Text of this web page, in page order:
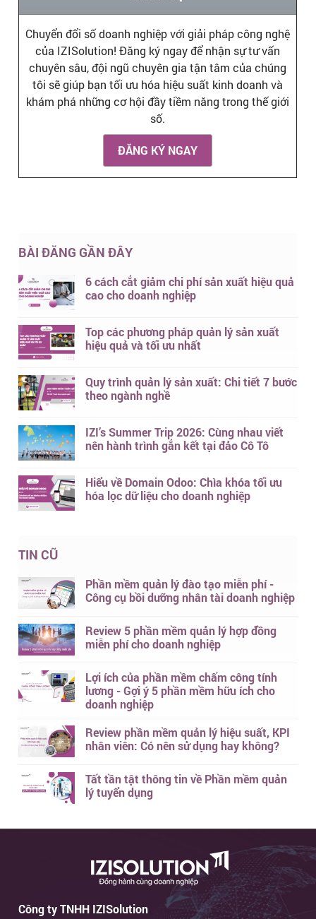
Chuyển đổi số doanh nghiệp với giải pháp công nghệ
của IZISolution! Đăng ký ngay để nhận sự tư vấn
chuyên sâu, đội ngũ chuyên gia tận tâm của chúng
tôi sẽ giúp bạn tối ưu hóa hiệu suất kinh doanh và
khám phá những cơ hội đầy tiềm năng trong thế giới
số.
ĐĂNG KÝ NGAY
BÀI ĐĂNG GẦN ĐÂY
6 cách cắt giảm chi phí sản xuất hiệu quả
cao cho doanh nghiệp
Top các phương pháp quản lý sản xuất
hiệu quả và tối ưu nhất
Quy trình quản lý sản xuất: Chi tiết 7 bước
theo ngành nghề
IZI’s Summer Trip 2026: Cùng nhau viết
nên hành trình gắn kết tại đảo Cô Tô
Hiểu về Domain Odoo: Chìa khóa tối ưu
hóa lọc dữ liệu cho doanh nghiệp
TIN CŨ
Phần mềm quản lý đào tạo miễn phí -
Công cụ bồi dưỡng nhân tài doanh nghiệp
Review 5 phần mềm quản lý hợp đồng
miễn phí cho doanh nghiệp
Lợi ích của phần mềm chấm công tính
lương - Gợi ý 5 phần mềm hữu ích cho
doanh nghiệp
Review phần mềm quản lý hiệu suất, KPI
nhân viên: Có nên sử dụng hay không?
Tất tần tật thông tin về Phần mềm quản
lý tuyển dụng
Công ty TNHH IZISolution